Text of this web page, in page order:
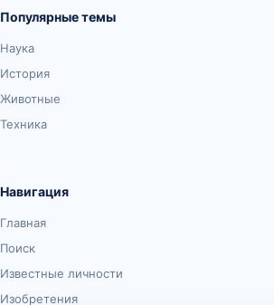
Популярные темы
Наука
История
Животные
Техника
Навигация
Главная
Поиск
Известные личности
Изобретения